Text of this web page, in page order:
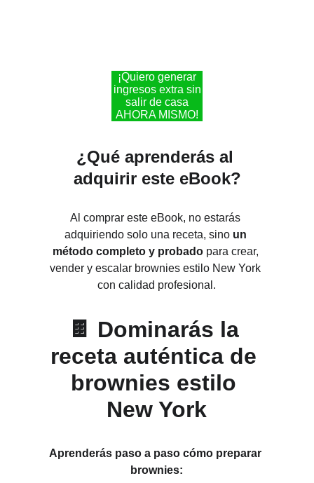
¡Quiero generar
ingresos extra sin
salir de casa
AHORA MISMO!
¿Qué aprenderás al
adquirir este eBook?
Al comprar este eBook, no estarás
adquiriendo solo una receta, sino un
método completo y probado para crear,
vender y escalar brownies estilo New York
con calidad profesional.
🍫 Dominarás la
receta auténtica de
brownies estilo
New York
Aprenderás paso a paso cómo preparar
brownies: